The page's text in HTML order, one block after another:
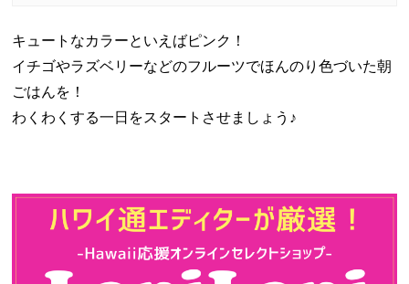
キュートなカラーといえばピンク！
イチゴやラズベリーなどのフルーツでほんのり色づいた朝
ごはんを！
わくわくする一日をスタートさせましょう♪